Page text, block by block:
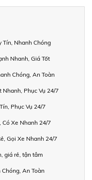
Tín, Nhanh Chóng
Nhanh, Giá Tốt
Chóng, An Toàn
Nhanh, Phục Vụ 24/7
Phục Vụ 24/7
Có Xe Nhanh 24/7
Gọi Xe Nhanh 24/7
giá rẻ, tận tâm
Chóng, An Toàn